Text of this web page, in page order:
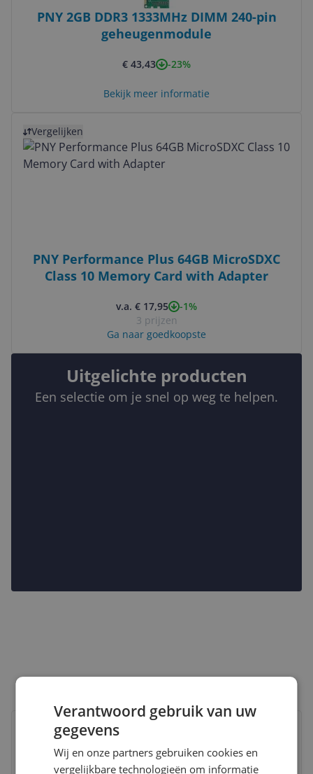
PNY 2GB DDR3 1333MHz DIMM 240-pin
geheugenmodule
€ 43,43 -23%
Bekijk meer informatie
Vergelijken
PNY Performance Plus 64GB MicroSDXC
Class 10 Memory Card with Adapter
v.a. € 17,95
-1%
3 prijzen
Ga naar goedkoopste
Uitgelichte producten
Een selectie om je snel op weg te helpen.
Vergelijken
Bekijk productVerantwoord gebruik van uw
gegevens
Wij en onze partners gebruiken cookies en
vergelijkbare technologieën om informatie